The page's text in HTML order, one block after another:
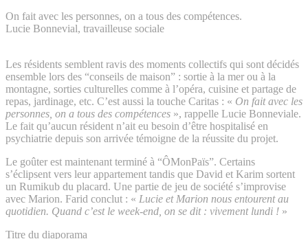
On fait avec les personnes, on a tous des compétences.
Lucie Bonnevial, travailleuse sociale
Les résidents semblent ravis des moments collectifs qui sont décidés
ensemble lors des “conseils de maison” : sortie à la mer ou à la
montagne, sorties culturelles comme à l’opéra, cuisine et partage de
repas, jardinage, etc. C’est aussi la touche Caritas : « On fait avec les
personnes, on a tous des compétences », rappelle Lucie Bonneviale.
Le fait qu’aucun résident n’ait eu besoin d’être hospitalisé en
psychiatrie depuis son arrivée témoigne de la réussite du projet.
Le goûter est maintenant terminé à “ÔMonPaïs”. Certains
s’éclipsent vers leur appartement tandis que David et Karim sortent
un Rumikub du placard. Une partie de jeu de société s’improvise
avec Marion. Farid conclut : « Lucie et Marion nous entourent au
quotidien. Quand c’est le week-end, on se dit : vivement lundi ! »
Titre du diaporama